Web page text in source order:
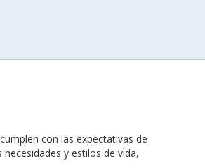
con las expectativas de
y estilos de vida,